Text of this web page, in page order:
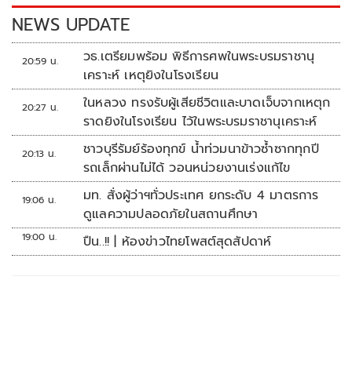
k k
NEWS UPDATE
20:59 น.
วธ.เตรียมพร้อม พิธีการศพในพระบรมราชานุ
เคราะห์ เหตุยิงในโรงเรียน
20:27 น.
ในหลวง ทรงรับผู้เสียชีวิตและบาดเจ็บจากเหตุก
ราดยิงในโรงเรียน ไว้ในพระบรมราชานุเคราะห์
20:13 น.
ชาวบุรีรัมย์ร้องทุกข์ น้ำท่วมนาข้าวซ้ำซากทุกปี
รถเล็กผ่านไม่ได้ วอนหน่วยงานเร่งแก้ไข
19:06 น.
มท. สั่งผู้ว่าฯทั่วประเทศ ยกระดับ 4 มาตรการ
ดูแลความปลอดภัยในสถานศึกษา
19:00 น. ปืน..!! | ห้องข่าวไทยโพสต์สุดสัปดาห์